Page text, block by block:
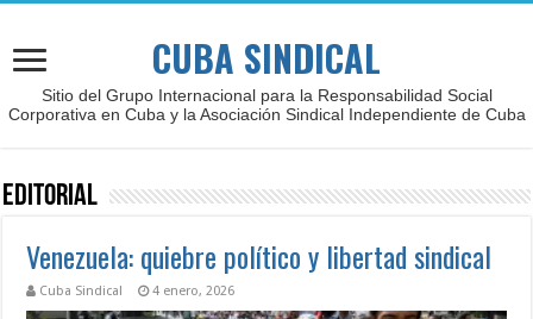
CUBA SINDICAL
Sitio del Grupo Internacional para la Responsabilidad Social
Corporativa en Cuba y la Asociación Sindical Independiente de Cuba
Editorial
Venezuela: quiebre político y libertad sindical
Cuba Sindical 4 enero, 2026